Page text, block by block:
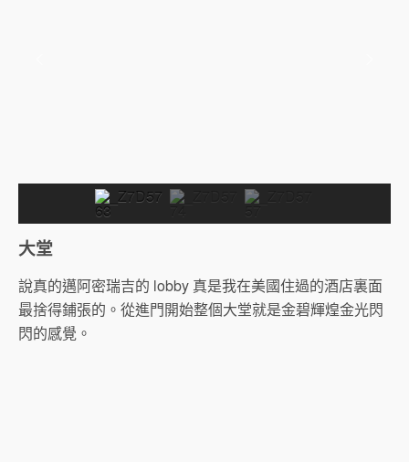
大堂
說真的邁阿密瑞吉的 lobby 真是我在美國住過的酒店裏面
最捨得鋪張的。從進門開始整個大堂就是金碧輝煌金光閃
閃的感覺。